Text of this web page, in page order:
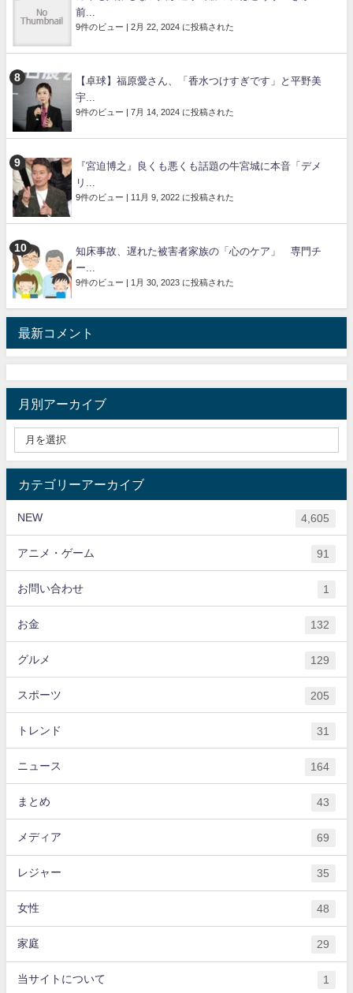
前...
9件のビュー 2月 22, 2024 に投稿された
【卓球】福原愛さん、「香水つけすぎです」と平野美
宇...
9件のビュー 7月 14, 2024 に投稿された
『宮迫博之』良くも悪くも話題の牛宮城に本音「デメ
リ...
9件のビュー 11月 9, 2022 に投稿された
知床事故、遅れた被害者家族の「心のケア」 専門チ
ー...
9件のビュー 1月 30, 2023 に投稿された
最新コメント
月別アーカイブ
カテゴリーアーカイブ
NEW 4,605
アニメ・ゲーム 91
お問い合わせ 1
お金 132
グルメ 129
スポーツ 205
トレンド 31
ニュース 164
まとめ 43
メディア 69
レジャー 35
女性 48
家庭 29
当サイトについて 1